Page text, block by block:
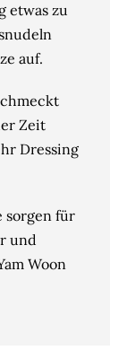
etwas zu
auf.
Zeit
Dressing
sorgen für
und
Woon